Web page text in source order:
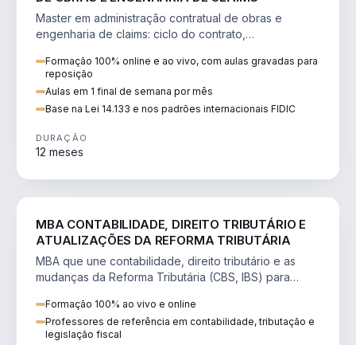
Master em administração contratual de obras e
engenharia de claims: ciclo do contrato,
Formação 100% online e ao vivo, com aulas gravadas para
reposição
Aulas em 1 final de semana por mês
Base na Lei 14.133 e nos padrões internacionais FIDIC
DURAÇÃO
12 meses
MBA CONTABILIDADE, DIREITO TRIBUTÁRIO E
ATUALIZAÇÕES DA REFORMA TRIBUTÁRIA
MBA que une contabilidade, direito tributário e as
mudanças da Reforma Tributária (CBS, IBS) para
Formação 100% ao vivo e online
Professores de referência em contabilidade, tributação e
legislação fiscal